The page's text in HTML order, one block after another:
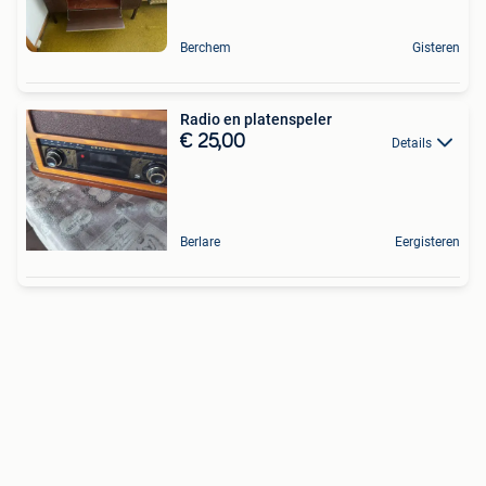
Berchem Gisteren
Radio en platenspeler
€ 25,00 Details
Berlare Eergisteren